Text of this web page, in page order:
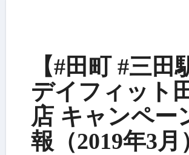
【#田町 #三田
デイフィット
店 キャンペー
報（2019年3月